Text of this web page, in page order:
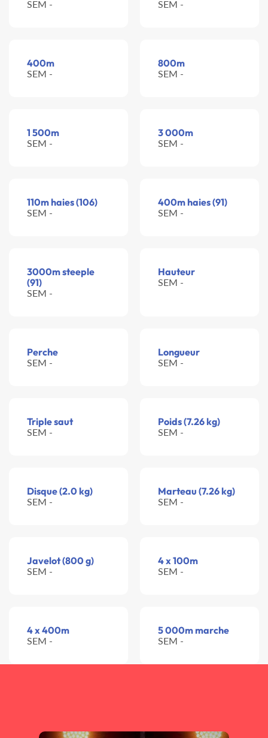
SEM - SEM -
400m
SEM -
800m
SEM -
1 500m
SEM -
3 000m
SEM -
110m haies (106)
SEM -
400m haies (91)
SEM -
3000m steeple
(91)
SEM -
Hauteur
SEM -
Perche
SEM -
Longueur
SEM -
Triple saut
SEM -
Poids (7.26 kg)
SEM -
Disque (2.0 kg)
SEM -
Marteau (7.26 kg)
SEM -
Javelot (800 g)
SEM -
4 x 100m
SEM -
4 x 400m
SEM -
5 000m marche
SEM -